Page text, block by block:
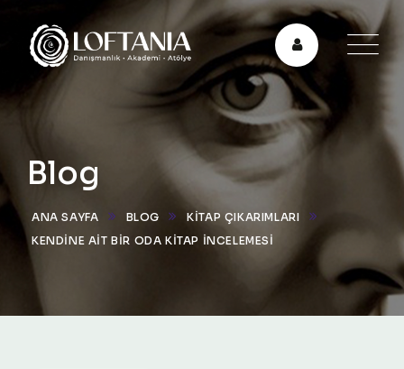
Blog
ANA SAYFA BLOG
KITAP ÇIKARIMLARI
KENDINE AIT BIR ODA KITAP İNCELEMESI